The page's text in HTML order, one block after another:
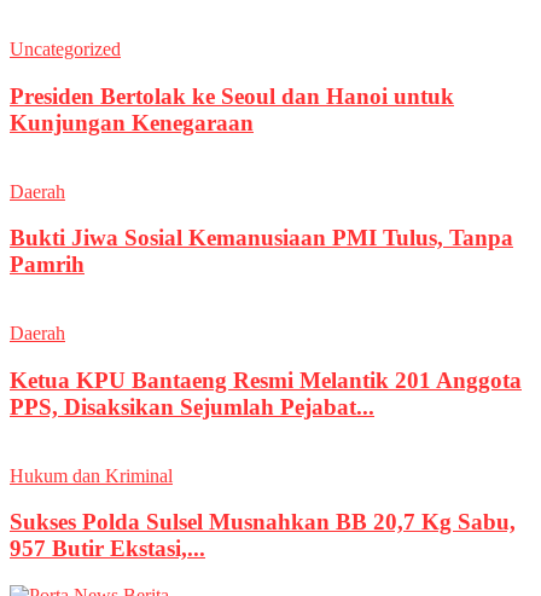
Uncategorized
Presiden Bertolak ke Seoul dan Hanoi untuk
Kunjungan Kenegaraan
Daerah
Bukti Jiwa Sosial Kemanusiaan PMI Tulus, Tanpa
Pamrih
Daerah
Ketua KPU Bantaeng Resmi Melantik 201 Anggota
PPS, Disaksikan Sejumlah Pejabat...
Hukum dan Kriminal
Sukses Polda Sulsel Musnahkan BB 20,7 Kg Sabu,
957 Butir Ekstasi,...